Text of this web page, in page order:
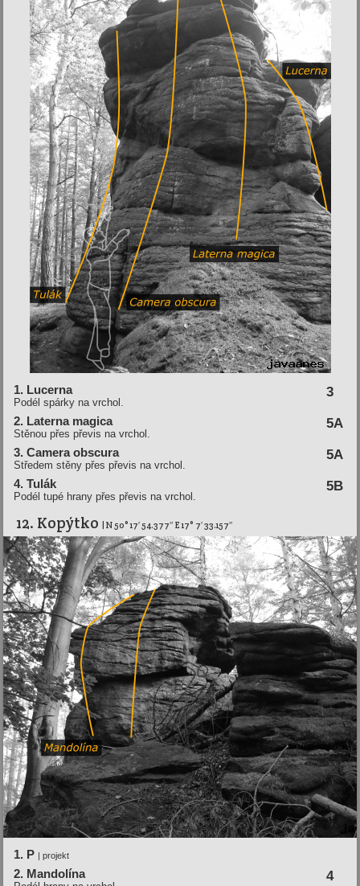
1. Lucerna 3
Podél spárky na vrchol.
2. Laterna magica 5A
Stěnou přes převis na vrchol.
3. Camera obscura 5A
Středem stěny přes převis na vrchol.
4. Tulák 5B
Podél tupé hrany přes převis na vrchol.
12. Kopýtko | N 50° 17′ 54.377″ E 17° 7′ 33.157″
1. P | projekt
2. Mandolí­na 4